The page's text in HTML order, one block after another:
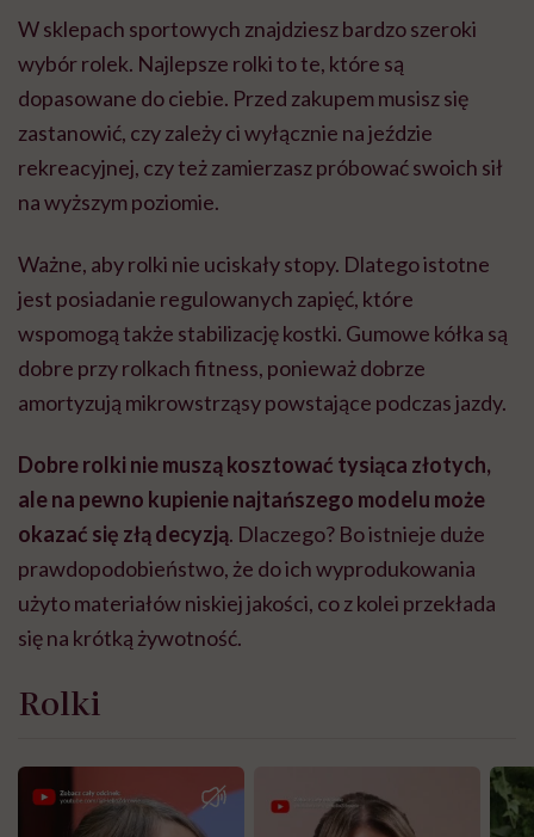
W sklepach sportowych znajdziesz bardzo szeroki
wybór rolek. Najlepsze rolki to te, które są
dopasowane do ciebie. Przed zakupem musisz się
zastanowić, czy zależy ci wyłącznie na jeździe
rekreacyjnej, czy też zamierzasz próbować swoich sił
na wyższym poziomie.
Ważne, aby rolki nie uciskały stopy. Dlatego istotne
jest posiadanie regulowanych zapięć, które
wspomogą także stabilizację kostki. Gumowe kółka są
dobre przy rolkach fitness, ponieważ dobrze
amortyzują mikrowstrząsy powstające podczas jazdy.
Dobre rolki nie muszą kosztować tysiąca złotych,
ale na pewno kupienie najtańszego modelu może
okazać się złą decyzją. Dlaczego? Bo istnieje duże
prawdopodobieństwo, że do ich wyprodukowania
użyto materiałów niskiej jakości, co z kolei przekłada
się na krótką żywotność.
Rolki